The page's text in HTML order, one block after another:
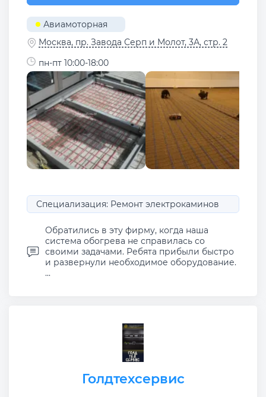
Авиамоторная
Москва, пр. Завода Серп и Молот, 3А, стр. 2
пн-пт 10:00-18:00
Специализация: Ремонт электрокаминов
Обратились в эту фирму, когда наша
система обогрева не справилась со
своими задачами. Ребята прибыли быстро
и развернули необходимое оборудование.
...
Голдтехсервис